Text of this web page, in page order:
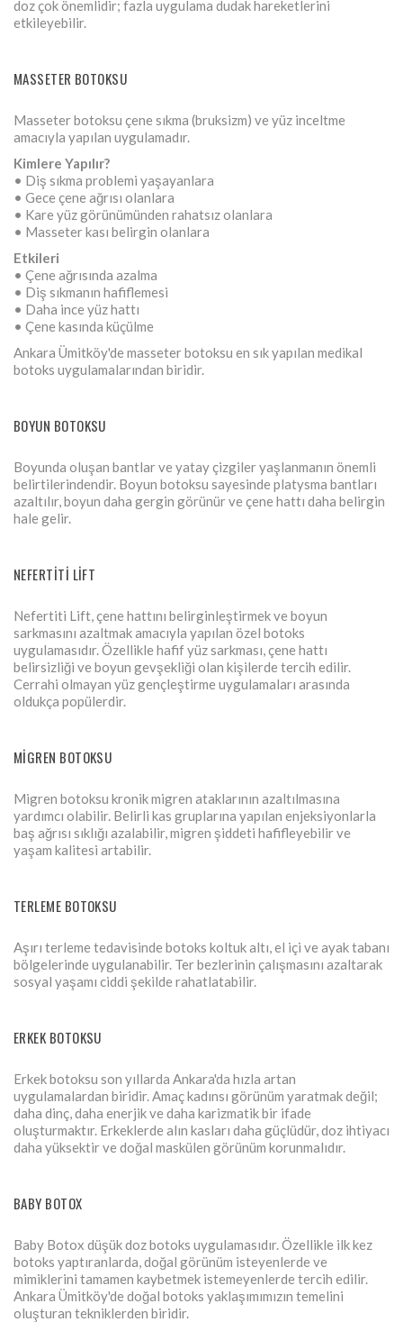
doz çok önemlidir; fazla uygulama dudak hareketlerini
etkileyebilir.
MASSETER BOTOKSU
Masseter botoksu çene sıkma (bruksizm) ve yüz inceltme
amacıyla yapılan uygulamadır.
Kimlere Yapılır?
• Diş sıkma problemi yaşayanlara
• Gece çene ağrısı olanlara
• Kare yüz görünümünden rahatsız olanlara
• Masseter kası belirgin olanlara
Etkileri
• Çene ağrısında azalma
• Diş sıkmanın hafiflemesi
• Daha ince yüz hattı
• Çene kasında küçülme
Ankara Ümitköy'de masseter botoksu en sık yapılan medikal
botoks uygulamalarından biridir.
BOYUN BOTOKSU
Boyunda oluşan bantlar ve yatay çizgiler yaşlanmanın önemli
belirtilerindendir. Boyun botoksu sayesinde platysma bantları
azaltılır, boyun daha gergin görünür ve çene hattı daha belirgin
hale gelir.
NEFERTITI LIFT
Nefertiti Lift, çene hattını belirginleştirmek ve boyun
sarkmasını azaltmak amacıyla yapılan özel botoks
uygulamasıdır. Özellikle hafif yüz sarkması, çene hattı
belirsizliği ve boyun gevşekliği olan kişilerde tercih edilir.
Cerrahi olmayan yüz gençleştirme uygulamaları arasında
oldukça popülerdir.
MIGREN BOTOKSU
Migren botoksu kronik migren ataklarının azaltılmasına
yardımcı olabilir. Belirli kas gruplarına yapılan enjeksiyonlarla
baş ağrısı sıklığı azalabilir, migren şiddeti hafifleyebilir ve
yaşam kalitesi artabilir.
TERLEME BOTOKSU
Aşırı terleme tedavisinde botoks koltuk altı, el içi ve ayak tabanı
bölgelerinde uygulanabilir. Ter bezlerinin çalışmasını azaltarak
sosyal yaşamı ciddi şekilde rahatlatabilir.
ERKEK BOTOKSU
Erkek botoksu son yıllarda Ankara'da hızla artan
uygulamalardan biridir. Amaç kadınsı görünüm yaratmak değil;
daha dinç, daha enerjik ve daha karizmatik bir ifade
oluşturmaktır. Erkeklerde alın kasları daha güçlüdür, doz ihtiyacı
daha yüksektir ve doğal maskülen görünüm korunmalıdır.
BABY BOTOX
Baby Botox düşük doz botoks uygulamasıdır. Özellikle ilk kez
botoks yaptıranlarda, doğal görünüm isteyenlerde ve
mimiklerini tamamen kaybetmek istemeyenlerde tercih edilir.
Ankara Ümitköy'de doğal botoks yaklaşımımızın temelini
oluşturan tekniklerden biridir.